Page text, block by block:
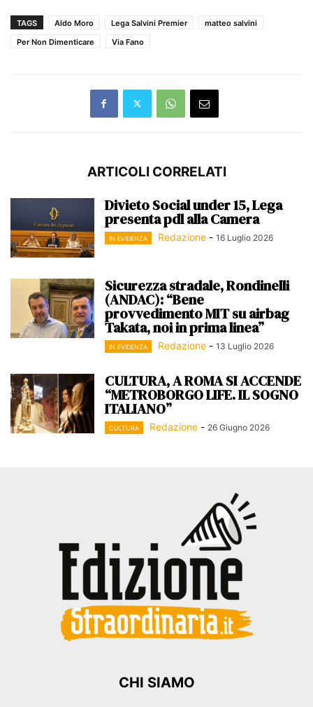
TAGS Aldo Moro Lega Salvini Premier
matteo salvini
Per Non Dimenticare
Via Fano
ARTICOLI CORRELATI
Divieto Social under 15, Lega
presenta pdl alla Camera
IN EVIDENZA Redazione - 16 Luglio 2026
Sicurezza stradale, Rondinelli
(ANDAC): “Bene
provvedimento MIT su airbag
Takata, noi in prima linea”
IN EVIDENZA Redazione - 13 Luglio 2026
CULTURA, A ROMA SI ACCENDE
“METROBORGO LIFE. IL SOGNO
ITALIANO”
CULTURA Redazione - 26 Giugno 2026
CHI SIAMO